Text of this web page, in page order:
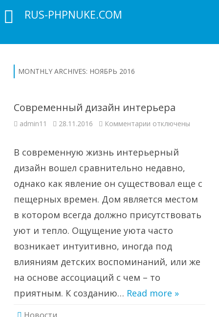
RUS-PHPNUKE.COM
MONTHLY ARCHIVES: НОЯБРЬ 2016
Современный дизайн интерьера
admin11 28.11.2016 Комментарии к
интерьера
отключены
В современную жизнь интерьерный
дизайн вошел сравнительно недавно,
однако как явление он существовал еще с
пещерных времен. Дом является местом
в котором всегда должно присутствовать
уют и тепло. Ощущение уюта часто
возникает интуитивно, иногда под
влияниям детских воспоминаний, или же
на основе ассоциаций с чем – то
приятным. К созданию… Read more »